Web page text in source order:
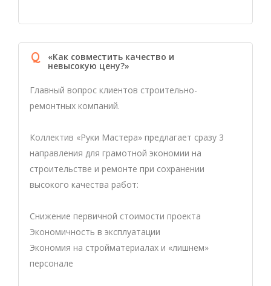
Q «Как совместить качество и
невысокую цену?»
Главный вопрос клиентов строительно-
ремонтных компаний.
Коллектив «Руки Мастера» предлагает сразу 3
направления для грамотной экономии на
строительстве и ремонте при сохранении
высокого качества работ:
Снижение первичной стоимости проекта
Экономичность в эксплуатации
Экономия на стройматериалах и «лишнем»
персонале